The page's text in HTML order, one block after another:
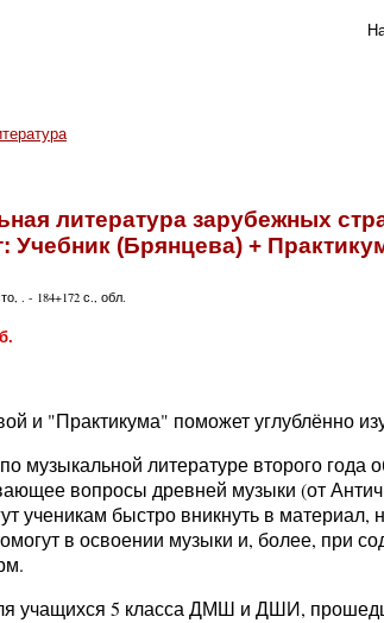
литература зарубежных
Учебник (Брянцева) +
. - 184+172 с., обл.
и "Практикума" поможет углублённо
музыкальной литературе второго года
вопросы древней музыки (от
ученикам быстро вникнуть в
в освоении музыки и, более, при
учащихся 5 класса ДМШ и ДШИ,